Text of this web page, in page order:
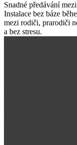
Snadné předávání
Instalace bez báze
mezi rodiči, prarodiči
a bez stresu.